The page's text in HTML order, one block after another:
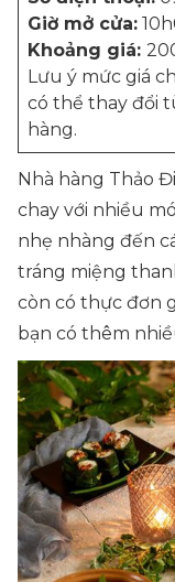
Giờ mở cửa:
Khoảng giá:
Lưu ý mức giá
có thể thay đổi
hàng.
Nhà hàng Thảo
chay với nhiều
nhẹ nhàng đến
tráng miệng
còn có thực đơn
bạn có thêm